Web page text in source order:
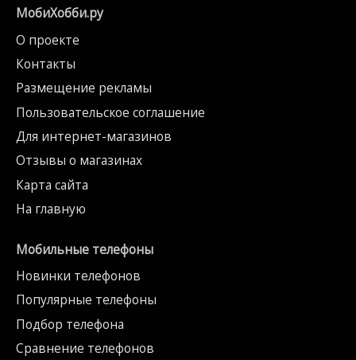
МобиХобби.ру
О проекте
Контакты
Размещение рекламы
Пользовательское соглашение
Для интернет-магазинов
Отзывы о магазинах
Карта сайта
На главную
Мобильные телефоны
Новинки телефонов
Популярные телефоны
Подбор телефона
Сравнение телефонов